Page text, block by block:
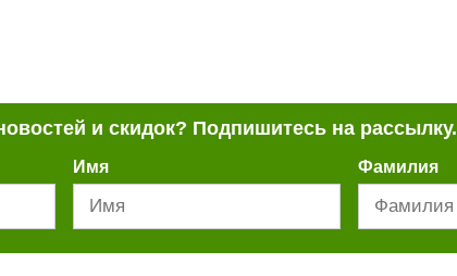
и скидок? Подпишитесь на рассылку.
Имя Фамилия